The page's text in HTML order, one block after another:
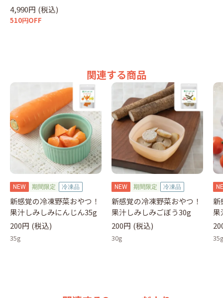
フローズンアソートセット
4,990円 (税込)
510円OFF
関連する商品
NEW 期間限定 冷凍品
新感覚の冷凍野菜おやつ！
果汁しみしみにんじん35g
200円 (税込)
35g
NEW 期間限定 冷凍品
新感覚の冷凍野菜おやつ！
果汁しみしみごぼう30g
200円 (税込)
30g
新
果